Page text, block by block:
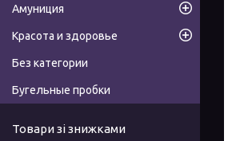
Амуниция
Красота и здоровье
Без категории
Бугельные пробки
Товари зі знижками